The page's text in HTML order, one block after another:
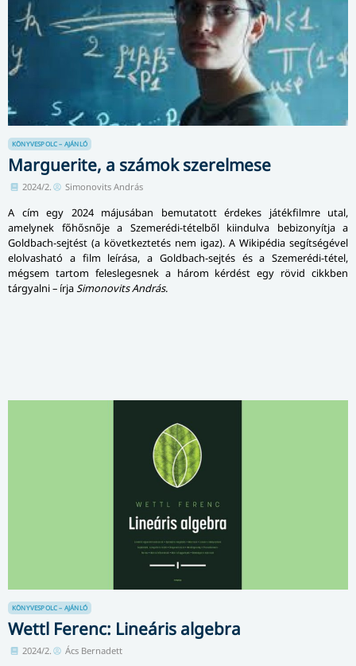
KÖNYVESPOLC – AJÁNLÓ
Marguerite, a számok szerelmese
2024/2. Simonovits András
A cím egy 2024 májusában bemutatott érdekes játékfilmre utal,
amelynek főhősnője a Szemerédi-tételből kiindulva bebizonyítja a
Goldbach-sejtést (a következtetés nem igaz). A Wikipédia se­gít­sé­gé­vel
elolvasható a film leírása, a Goldbach-sejtés és a Szemerédi-tétel,
mégsem tartom feleslegesnek a három kérdést egy rövid cikkben
tárgyalni – írjaSimonovits András.
KÖNYVESPOLC – AJÁNLÓ
Wettl Ferenc: Lineáris algebra
2024/2. Ács Bernadett